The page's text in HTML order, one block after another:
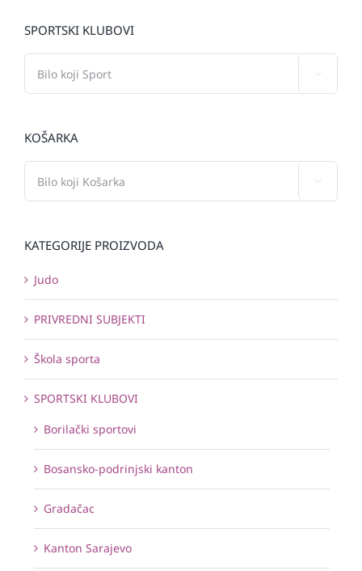
SPORTSKI KLUBOVI
KOŠARKA
KATEGORIJE PROIZVODA
Judo
PRIVREDNI SUBJEKTI
Škola sporta
SPORTSKI KLUBOVI
Borilački sportovi
Bosansko-podrinjski kanton
Gradačac
Kanton Sarajevo